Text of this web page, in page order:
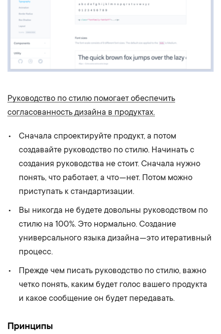
Руководство по стилю помогает обеспечить
согласованность дизайна в продуктах.
Сначала спроектируйте продукт, а потом
создавайте руководство по стилю. Начинать с
создания руководства не стоит. Сначала нужно
понять, что работает, а что — нет. Потом можно
приступать к стандартизации.
Вы никогда не будете довольны руководством по
стилю на 100%. Это нормально. Создание
универсального языка дизайна — это итеративный
процесс.
Прежде чем писать руководство по стилю, важно
четко понять, каким будет голос вашего продукта
и какое сообщение он будет передавать.
Принципы